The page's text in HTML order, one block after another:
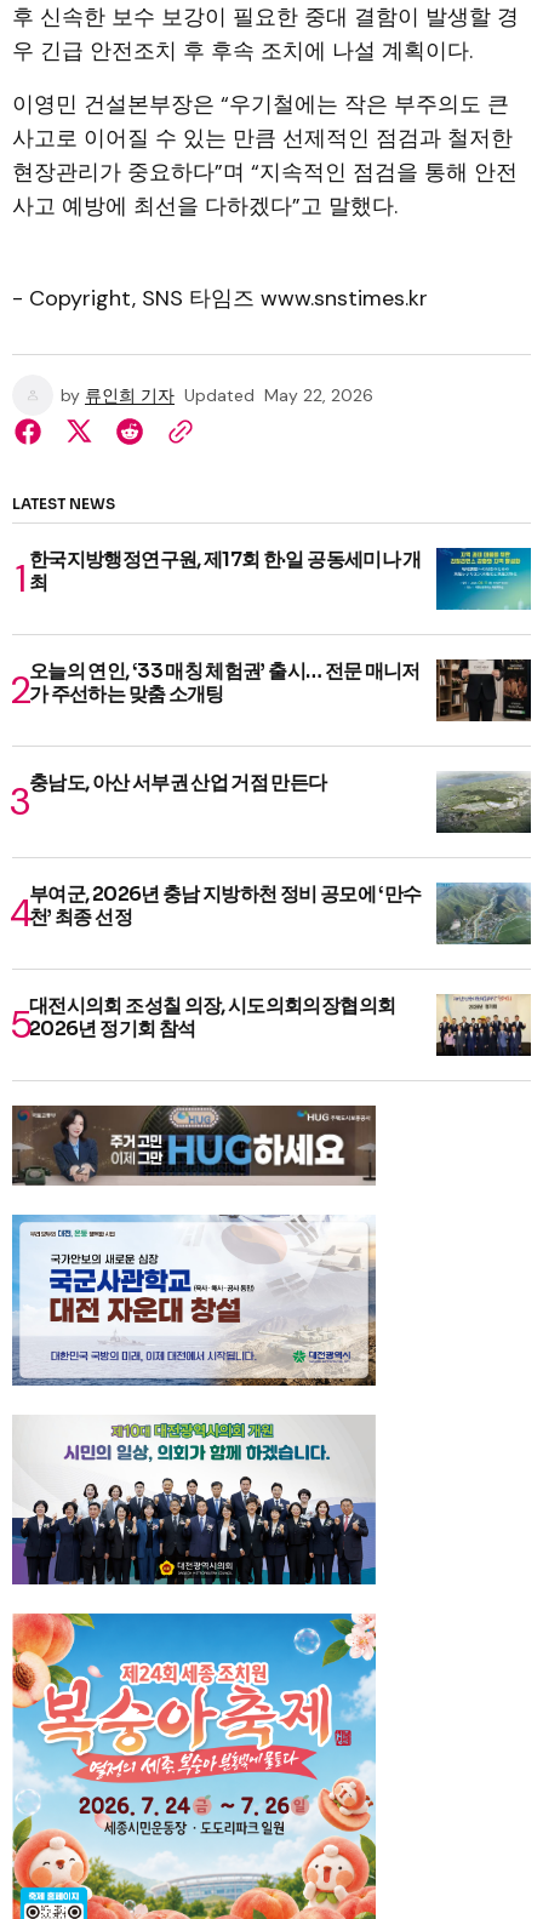
후 신속한 보수 보강이 필요한 중대 결함이 발생할 경
우 긴급 안전조치 후 후속 조치에 나설 계획이다.
이영민 건설본부장은 “우기철에는 작은 부주의도 큰
사고로 이어질 수 있는 만큼 선제적인 점검과 철저한
현장관리가 중요하다”며 “지속적인 점검을 통해 안전
사고 예방에 최선을 다하겠다”고 말했다.
- Copyright, SNS 타임즈 www.snstimes.kr
by 류인희 기자 Updated May 22, 2026
LATEST NEWS
한국지방행정연구원, 제17회 한·일 공동세미나 개
최
오늘의 연인, ‘33 매칭 체험권’ 출시… 전문 매니저
가 주선하는 맞춤 소개팅
충남도, 아산 서부권 산업 거점 만든다
부여군, 2026년 충남 지방하천 정비 공모에 ‘만수
천’ 최종 선정
대전시의회 조성칠 의장, 시도의회의장협의회
2026년 정기회 참석